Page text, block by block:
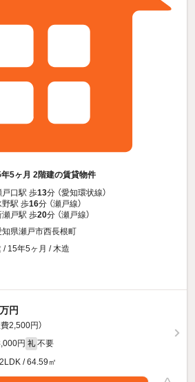
5ヶ月 2階建の賃貸物件
戸口駅 歩13分 （愛知環状線）
野駅 歩16分 （瀬戸線）
瀬戸駅 歩20分 （瀬戸線）
知県瀬戸市西長根町
/ 15年5ヶ月 / 木造
万円
費2,500円）
円 礼 不要
/ 64.59㎡